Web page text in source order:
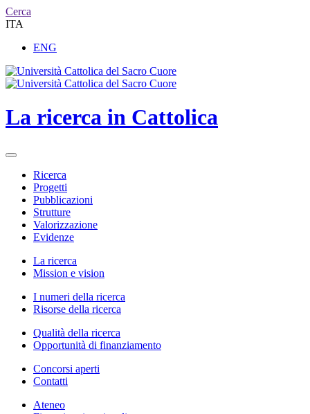
Cerca
ITA
ENG
La ricerca in Cattolica
Ricerca
Progetti
Pubblicazioni
Strutture
Valorizzazione
Evidenze
La ricerca
Mission e vision
I numeri della ricerca
Risorse della ricerca
Qualità della ricerca
Opportunità di finanziamento
Concorsi aperti
Contatti
Ateneo